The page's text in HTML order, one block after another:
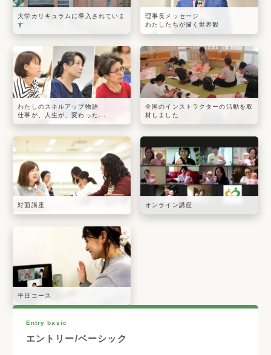
大学カリキュラムに導入されていま
す
理事長メッセージ
わたしたちが描く世界観
わたしのスキルアップ物語
仕事が、人生が、変わった...
全国のインストラクターの活動を取
材しました
対面講座 オンライン講座
平日コース
Entry basic
エントリー/ベーシック